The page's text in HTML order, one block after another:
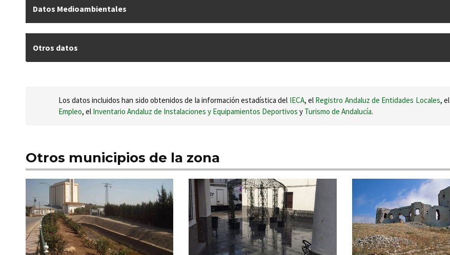
Datos Medioambientales
Otros datos
Los datos incluidos han sido obtenidos de la información estadística del IECA, el Registro Andaluz de Entidades Locales, el
Empleo, el Inventario Andaluz de Instalaciones y Equipamientos Deportivos y Turismo de Andalucía.
Otros municipios de la zona